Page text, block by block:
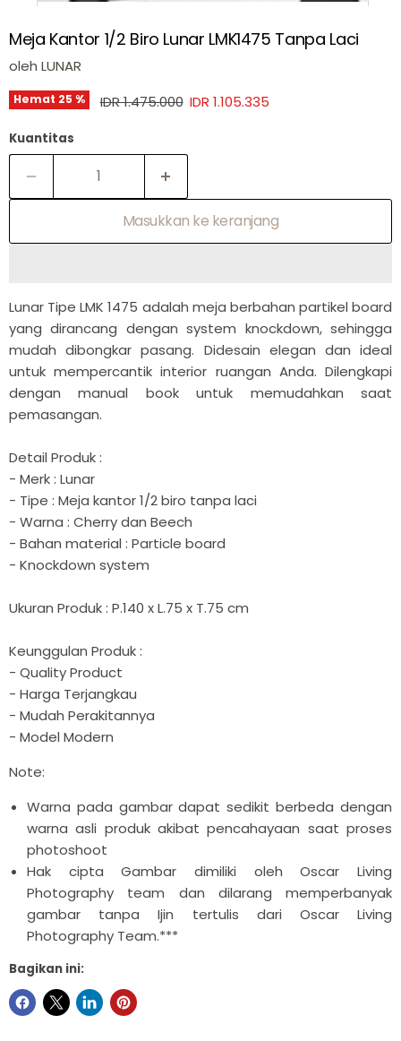
Meja Kantor 1/2 Biro Lunar LMK1475 Tanpa Laci
oleh LUNAR
Hemat 25 % Harga asli
IDR 1.475.000 Harga sekarang
IDR 1.105.335
Kuantitas
Masukkan ke keranjang
Lunar Tipe LMK 1475 adalah meja berbahan partikel board
yang dirancang dengan system knockdown, sehingga
mudah dibongkar pasang. Didesain elegan dan ideal
untuk mempercantik interior ruangan Anda. Dilengkapi
dengan manual book untuk memudahkan saat
pemasangan.
Detail Produk :
- Merk : Lunar
- Tipe : Meja kantor 1/2 biro tanpa laci
- Warna : Cherry dan Beech
- Bahan material : Particle board
- Knockdown system
Ukuran Produk : P.140 x L.75 x T.75 cm
Keunggulan Produk :
- Quality Product
- Harga Terjangkau
- Mudah Perakitannya
- Model Modern
Note:
Warna pada gambar dapat sedikit berbeda dengan
warna asli produk akibat pencahayaan saat proses
photoshoot
Hak cipta Gambar dimiliki oleh Oscar Living
Photography team dan dilarang memperbanyak
gambar tanpa Ijin tertulis dari Oscar Living
Photography Team.***
Bagikan ini: